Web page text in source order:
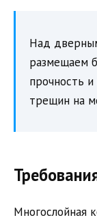
Над
размещаем
прочность
трещин на
Многослойная